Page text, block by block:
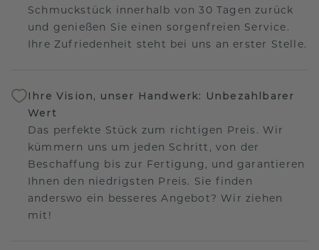
Schmuckstück innerhalb von 30 Tagen zurück
und genießen Sie einen sorgenfreien Service.
Ihre Zufriedenheit steht bei uns an erster Stelle.
Ihre Vision, unser Handwerk: Unbezahlbarer
Wert
Das perfekte Stück zum richtigen Preis. Wir
kümmern uns um jeden Schritt, von der
Beschaffung bis zur Fertigung, und garantieren
Ihnen den niedrigsten Preis. Sie finden
anderswo ein besseres Angebot? Wir ziehen
mit!